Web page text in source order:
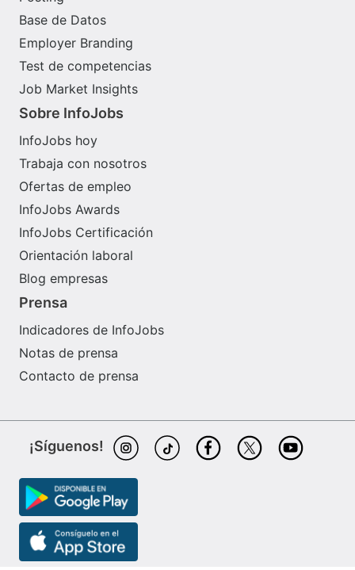
Base de Datos
Employer Branding
Test de competencias
Job Market Insights
Sobre InfoJobs
InfoJobs hoy
Trabaja con nosotros
Ofertas de empleo
InfoJobs Awards
InfoJobs Certificación
Orientación laboral
Blog empresas
Prensa
Indicadores de InfoJobs
Notas de prensa
Contacto de prensa
¡Síguenos!